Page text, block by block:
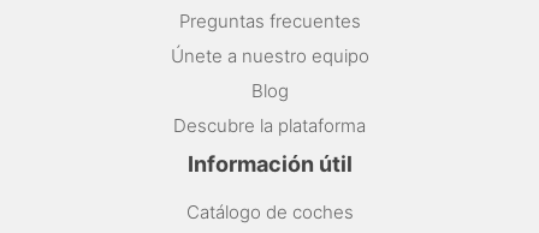
Preguntas frecuentes
Únete a nuestro equipo
Blog
Descubre la plataforma
Información útil
Catálogo de coches